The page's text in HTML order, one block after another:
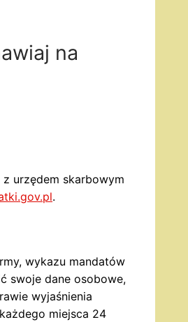
na
urzędem skarbowym
.
wykazu mandatów
swoje dane osobowe,
wyjaśnienia
miejsca 24